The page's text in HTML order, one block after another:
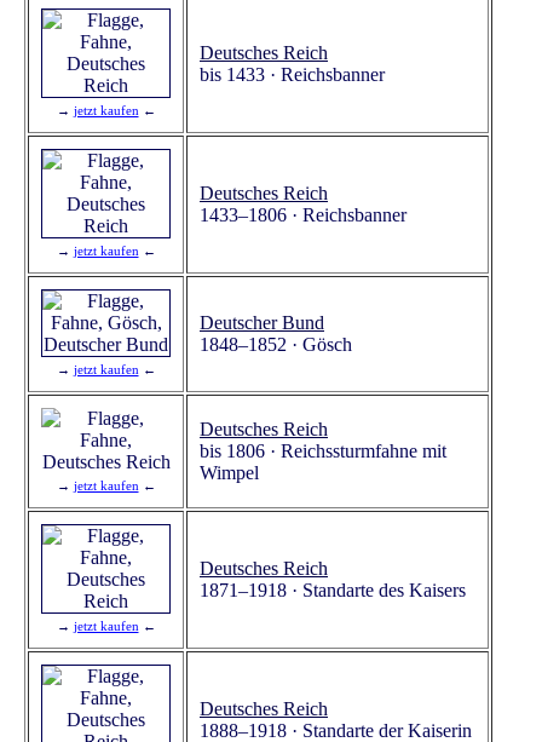
→ jetzt kaufen ←
Deutsches Reich
bis 1433 · Reichsbanner
→ jetzt kaufen ←
Deutsches Reich
1433–1806 · Reichsbanner
→ jetzt kaufen ←
Deutscher Bund
1848–1852 · Gösch
→ jetzt kaufen ←
Deutsches Reich
bis 1806 · Reichssturmfahne mit
Wimpel
→ jetzt kaufen ←
Deutsches Reich
1871–1918 · Standarte des Kaisers
Deutsches Reich
1888–1918 · Standarte der Kaiserin